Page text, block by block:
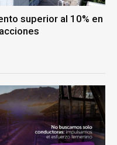
superior al 10% en